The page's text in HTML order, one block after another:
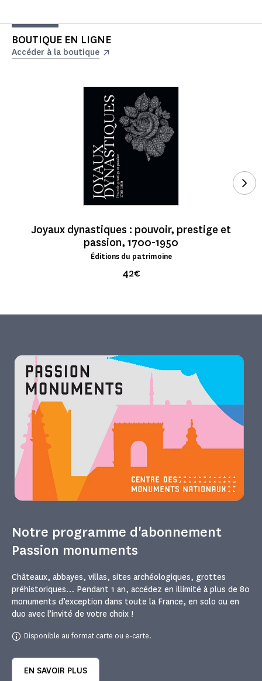
BOUTIQUE EN LIGNE
Accéder à la boutique
Joyaux dynastiques : pouvoir, prestige et
passion, 1700-1950
Éditions du patrimoine
42€
Notre programme d'abonnement
Passion monuments
Châteaux, abbayes, villas, sites archéologiques, grottes
préhistoriques… Pendant 1 an, accédez en illimité à plus de 80
monuments d’exception dans toute la France, en solo ou en
duo avec l’invité de votre choix !
Disponible au format carte ou e-carte.
EN SAVOIR PLUS